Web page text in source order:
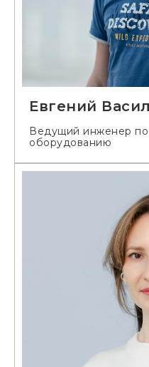
Евгений
Ведущий инженер по
оборудованию